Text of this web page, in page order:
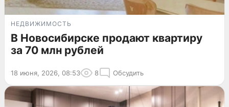
НЕДВИЖИМОСТЬ
В Новосибирске продают квартиру
за 70 млн рублей
18 июня, 2026, 08:53 8 Обсудить